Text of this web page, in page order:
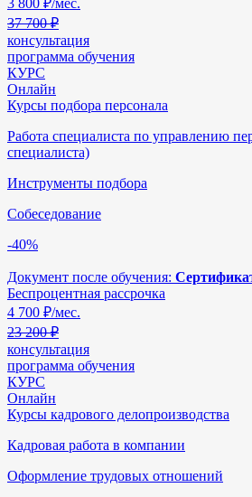
37 700 ₽
консультация
программа обучения
КУРС
Онлайн
Курсы подбора персонала
Работа специалиста по управлению
специалиста)
Инструменты подбора
Собеседование
-40%
Документ после обучения:
Беспроцентная рассрочка
4 700 ₽/мес.
23 200 ₽
консультация
программа обучения
КУРС
Онлайн
Курсы кадрового делопроизводства
Кадровая работа в компании
Оформление трудовых отношений